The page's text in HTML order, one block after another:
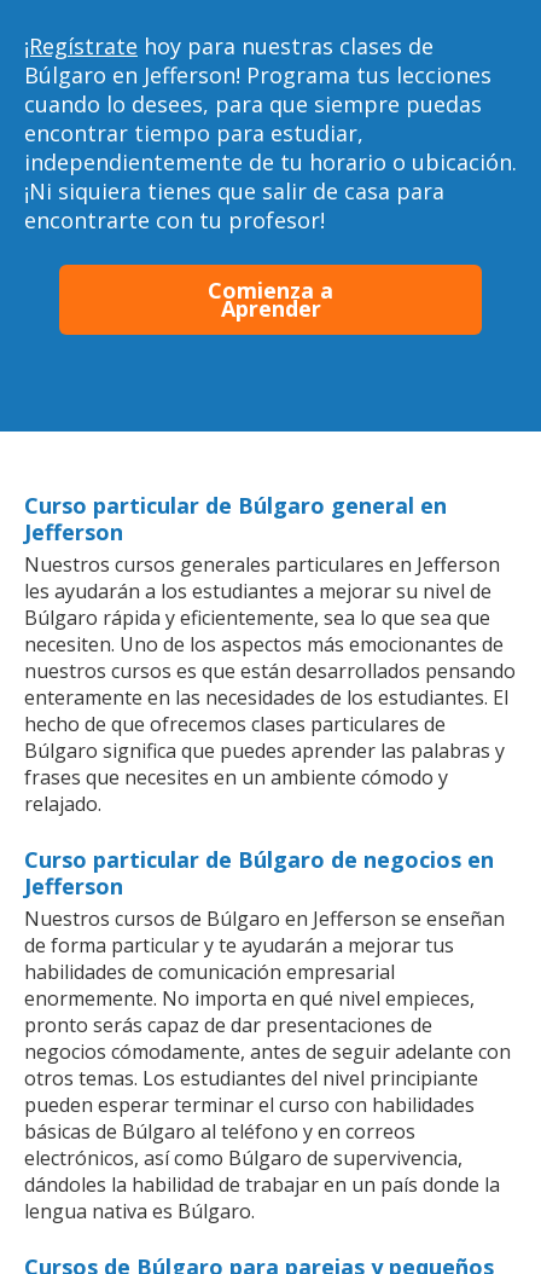
¡Regístrate hoy para nuestras clases de
Búlgaro en Jefferson! Programa tus lecciones
cuando lo desees, para que siempre puedas
encontrar tiempo para estudiar,
independientemente de tu horario o ubicación.
¡Ni siquiera tienes que salir de casa para
encontrarte con tu profesor!
Comienza a
Aprender
Curso particular de Búlgaro general en
Jefferson
Nuestros cursos generales particulares en Jefferson
les ayudarán a los estudiantes a mejorar su nivel de
Búlgaro rápida y eficientemente, sea lo que sea que
necesiten. Uno de los aspectos más emocionantes de
nuestros cursos es que están desarrollados pensando
enteramente en las necesidades de los estudiantes. El
hecho de que ofrecemos clases particulares de
Búlgaro significa que puedes aprender las palabras y
frases que necesites en un ambiente cómodo y
relajado.
Curso particular de Búlgaro de negocios en
Jefferson
Nuestros cursos de Búlgaro en Jefferson se enseñan
de forma particular y te ayudarán a mejorar tus
habilidades de comunicación empresarial
enormemente. No importa en qué nivel empieces,
pronto serás capaz de dar presentaciones de
negocios cómodamente, antes de seguir adelante con
otros temas. Los estudiantes del nivel principiante
pueden esperar terminar el curso con habilidades
básicas de Búlgaro al teléfono y en correos
electrónicos, así como Búlgaro de supervivencia,
dándoles la habilidad de trabajar en un país donde la
lengua nativa es Búlgaro.
Cursos de Búlgaro para parejas y pequeños